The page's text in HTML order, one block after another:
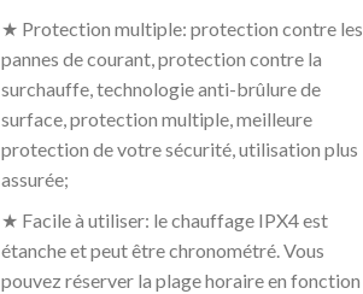
★ Protection multiple: protection contre les
pannes de courant, protection contre la
surchauffe, technologie anti-brûlure de
surface, protection multiple, meilleure
protection de votre sécurité, utilisation plus
assurée;
★ Facile à utiliser: le chauffage IPX4 est
étanche et peut être chronométré. Vous
pouvez réserver la plage horaire en fonction